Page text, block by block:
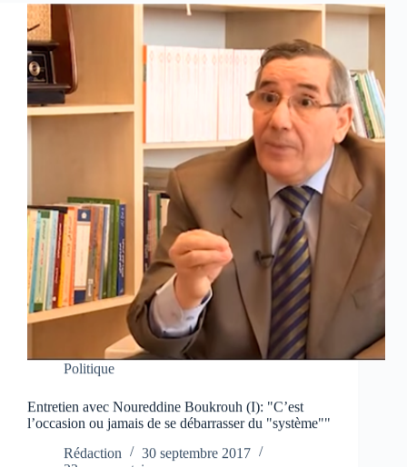
Politique
Entretien avec Noureddine Boukrouh (I): "C’est
l’occasion ou jamais de se débarrasser du "système""
Rédaction
30 septembre 2017